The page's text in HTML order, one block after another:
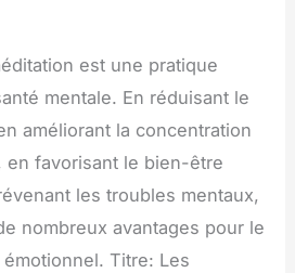
est une pratique
mentale. En réduisant le
améliorant la concentration
en favorisant le bien-être
les troubles mentaux,
nombreux avantages pour le
Titre: Les